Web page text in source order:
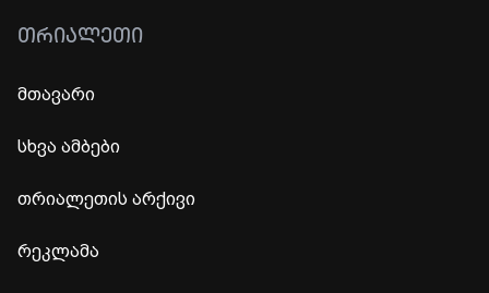
ᲗᲠᲘᲐᲚᲔᲗᲘ
მთავარი
სხვა ამბები
თრიალეთის არქივი
რეკლამა